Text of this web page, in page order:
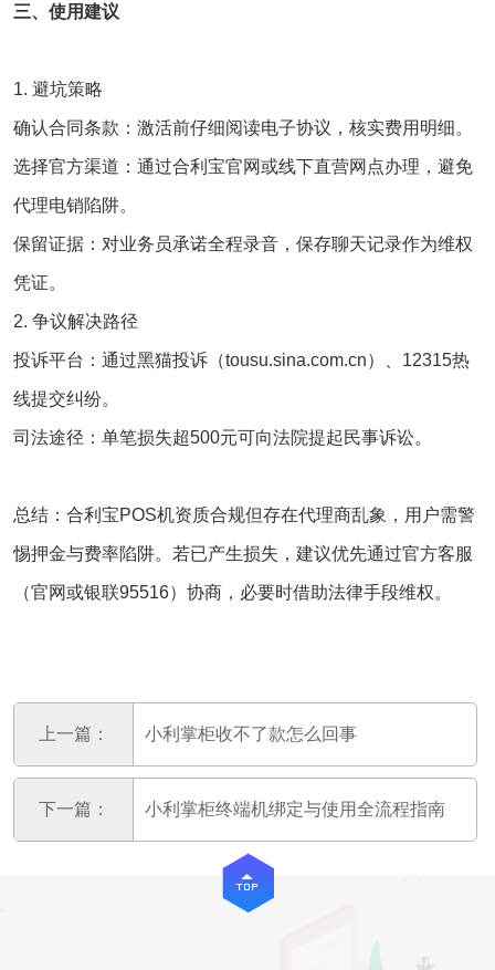
三、使用建议
1. ‌避坑策略‌
确认合同条款：激活前仔细阅读电子协议，核实费用明细‌。
选择官方渠道：通过合利宝官网或线下直营网点办理，避免
代理电销陷阱‌。
保留证据：对业务员承诺全程录音，保存聊天记录作为维权
凭证‌。
2. ‌争议解决路径‌
投诉平台‌：通过黑猫投诉（tousu.sina.com.cn）、12315热
线提交纠纷‌。
司法途径‌：单笔损失超500元可向法院提起民事诉讼‌。
总结‌：合利宝POS机资质合规但存在‌代理商乱象‌，用户需警
惕押金与费率陷阱。若已产生损失，建议优先通过官方客服
（官网或银联95516）协商，必要时借助法律手段维权‌。
上一篇： 小利掌柜收不了款怎么回事
下一篇： 小利掌柜终端机绑定与使用全流程指南